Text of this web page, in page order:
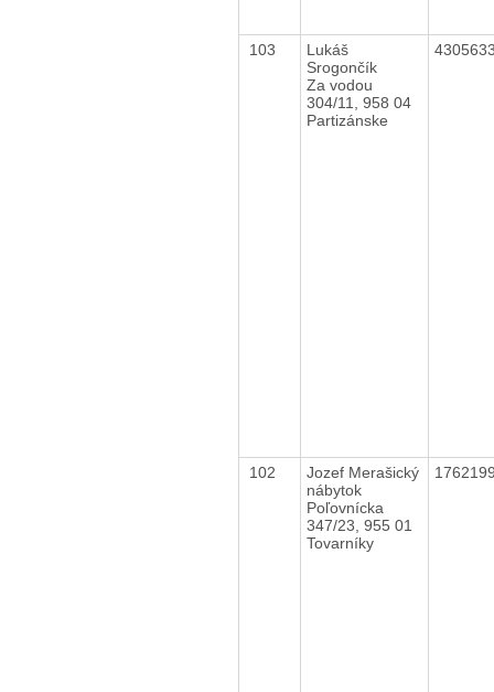
103
Lukáš
Srogončík
Za vodou
304/11, 958 04
Partizánske
102
Jozef Merašický
nábytok
Poľovnícka
347/23, 955 01
Tovarníky